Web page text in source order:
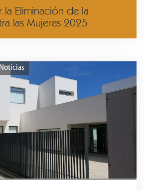
Eliminación de la
las Mujeres 2025